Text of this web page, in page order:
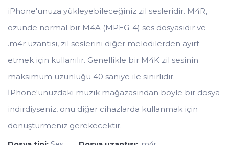
iPhone'unuza yükleyebileceğiniz zil sesleridir. M4R,
özünde normal bir M4A (MPEG-4) ses dosyasıdır ve
.m4r uzantısı, zil seslerini diğer melodilerden ayırt
etmek için kullanılır. Genellikle bir M4K zil sesinin
maksimum uzunluğu 40 saniye ile sınırlıdır.
İPhone'unuzdaki müzik mağazasından böyle bir dosya
indirdiyseniz, onu diğer cihazlarda kullanmak için
dönüştürmeniz gerekecektir.